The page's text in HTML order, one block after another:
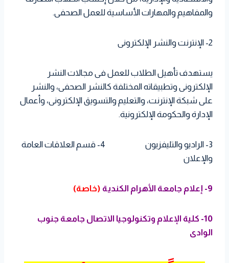
والمفاهيم والمهارات الأساسية للعمل الصحفى.
2- الإنترنت والنشر الإلكترونى
يستهدف تأهيل الطلاب للعمل فى مجالات النشر
الإلكترونى وتطبيقاته المختلفة كالنشر الصحفى، والنشر
على شبكة الإنترنت، والتعليم والتسويق الإلكترونى، وأعمال
الإدارة والحكومة الإلكترونية.
3- الراديو والتليفزيون 4- قسم العلاقات العامة
والإعلان
9- إعلام جامعة الأهرام الكندية (خاصة)
10- كلية الإعلام وتكنولوجيا الاتصال جامعة جنوب
الوادى